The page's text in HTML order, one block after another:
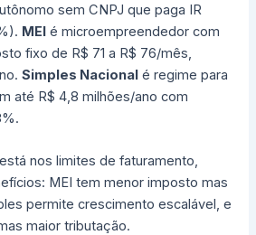
sem CNPJ que paga IR
MEI é microempreendedor com
fixo de R$ 71 a R$ 76/mês,
Simples Nacional é regime para
até R$ 4,8 milhões/ano com
nos limites de faturamento,
MEI tem menor imposto mas
permite crescimento escalável, e
maior tributação.